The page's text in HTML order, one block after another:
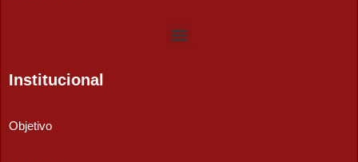
Institucional
Objetivo